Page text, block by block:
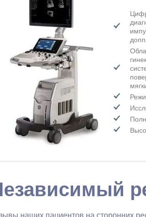
наших пациентов на сторонних